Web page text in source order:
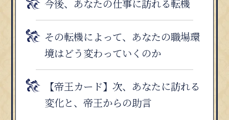
今後、あなたの仕事に訪れる転機
その転機によって、あなたの職場環
境はどう変わっていくのか
【帝王カード】次、あなたに訪れる
変化と、帝王からの助言